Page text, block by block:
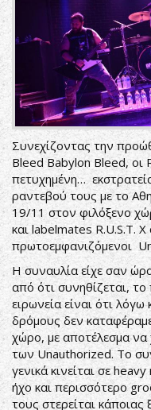
Συνεχίζοντας την
Bleed Babylon Bleed, οι
πετυχημένη…
ραντεβού τους με το
19/11 στον φιλόξενο
και labelmates R.U.S.T.
πρωτοεμφανιζόμενοι
Η συναυλία είχε σαν
από ότι συνηθίζεται,
ειρωνεία είναι ότι
δρόμους δεν
χώρο, με αποτέλεσμα
των Unauthorized. Το
γενικά κινείται σε
ήχο και περισσότερο
τους στερείται